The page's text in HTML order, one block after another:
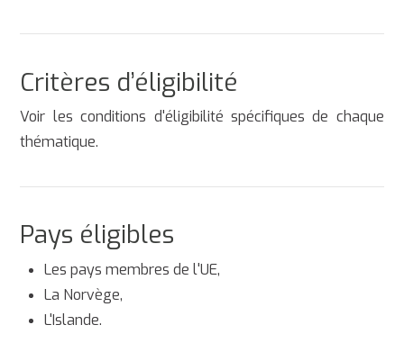
Critères d’éligibilité
Voir les conditions d'éligibilité spécifiques de chaque
thématique.
Pays éligibles
Les pays membres de l'UE,
La Norvège,
L'Islande.